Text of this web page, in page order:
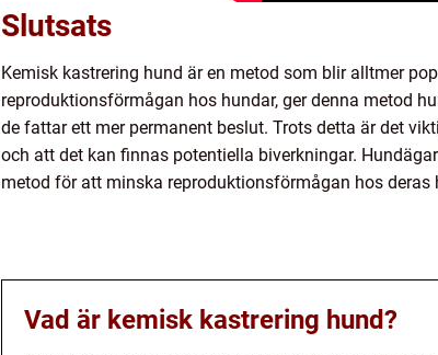
Slutsats
Kemisk kastrering hund är en metod som blir alltmer
reproduktionsförmågan hos hundar, ger denna metod
de fattar ett mer permanent beslut. Trots detta är det
och att det kan finnas potentiella biverkningar.
metod för att minska reproduktionsförmågan hos deras
Vad är kemisk kastrering hund?